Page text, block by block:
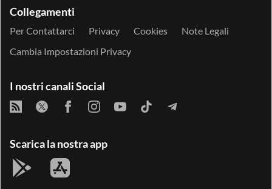
Collegamenti
Per Contattarci Privacy Cookies
Note Legali
Cambia Impostazioni Privacy
I nostri canali Social
Scarica la nostra app